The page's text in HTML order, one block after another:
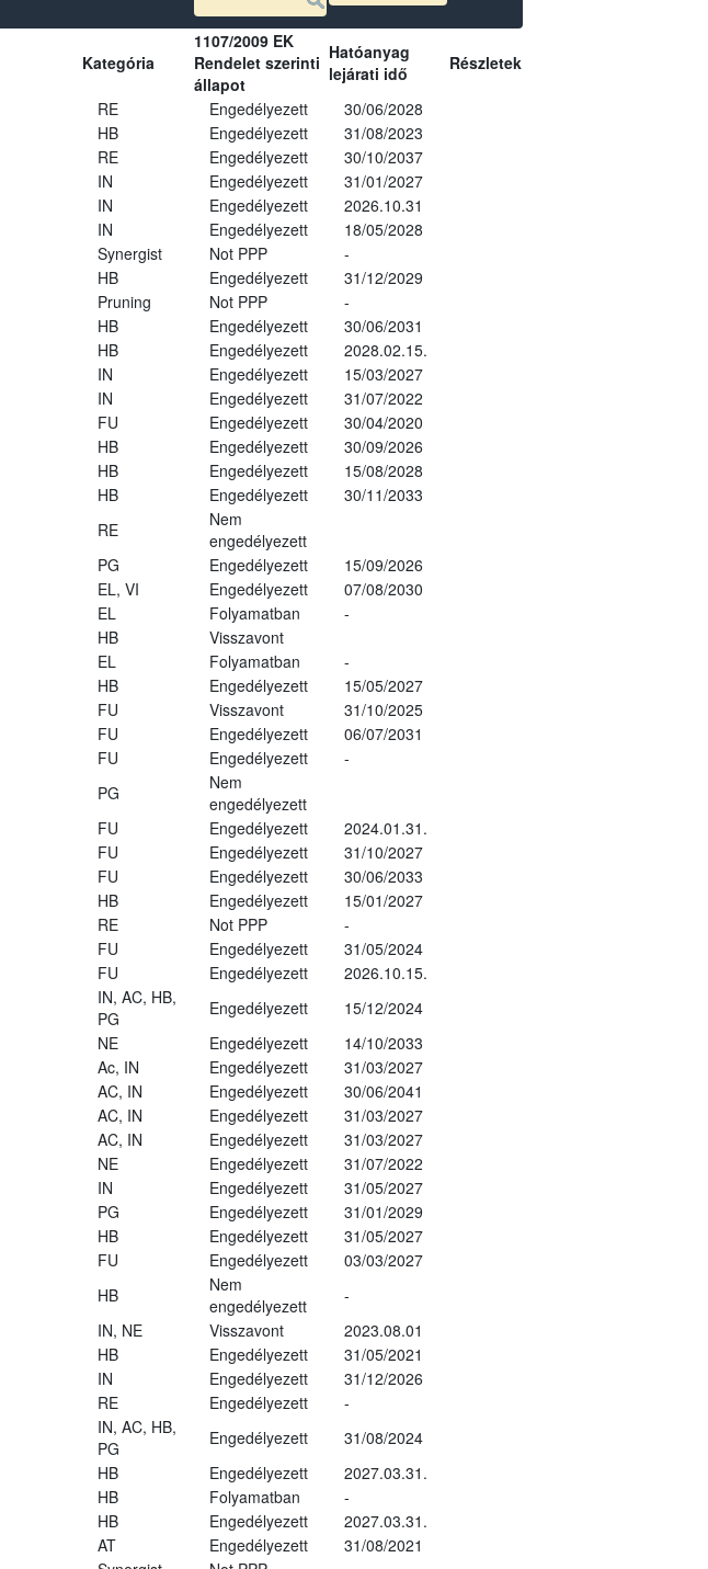
Kategória
1107/2009 EK
Rendelet szerinti
állapot
Hatóanyag
lejárati idő
Részletek
RE Engedélyezett
30/06/2028
HB Engedélyezett
31/08/2023
RE Engedélyezett
30/10/2037
IN Engedélyezett
31/01/2027
IN Engedélyezett
2026.10.31
IN Engedélyezett
18/05/2028
Synergist Not PPP
-
HB Engedélyezett
31/12/2029
Pruning Not PPP
-
HB Engedélyezett
30/06/2031
HB Engedélyezett
2028.02.15.
IN Engedélyezett
15/03/2027
IN Engedélyezett
31/07/2022
FU Engedélyezett
30/04/2020
HB Engedélyezett
30/09/2026
HB Engedélyezett
15/08/2028
HB Engedélyezett
30/11/2033
RE
Nem
engedélyezett
PG Engedélyezett
15/09/2026
EL, VI Engedélyezett
07/08/2030
EL Folyamatban
-
HB
Visszavont
EL Folyamatban
-
HB Engedélyezett
15/05/2027
FU Visszavont
31/10/2025
FU Engedélyezett
06/07/2031
FU Engedélyezett
-
PG
Nem
engedélyezett
FU Engedélyezett
2024.01.31.
FU Engedélyezett
31/10/2027
FU Engedélyezett
30/06/2033
HB Engedélyezett
15/01/2027
RE Not PPP
-
FU Engedélyezett
31/05/2024
FU Engedélyezett
2026.10.15.
IN, AC, HB,
PG
Engedélyezett
15/12/2024
NE Engedélyezett
14/10/2033
Ac, IN Engedélyezett
31/03/2027
AC, IN Engedélyezett
30/06/2041
AC, IN Engedélyezett
31/03/2027
AC, IN Engedélyezett
31/03/2027
NE Engedélyezett
31/07/2022
IN Engedélyezett
31/05/2027
PG Engedélyezett
31/01/2029
HB Engedélyezett
31/05/2027
FU Engedélyezett
03/03/2027
HB
Nem
engedélyezett
-
IN, NE Visszavont
2023.08.01
HB Engedélyezett
31/05/2021
IN Engedélyezett
31/12/2026
RE Engedélyezett
-
IN, AC, HB,
PG
Engedélyezett
31/08/2024
HB Engedélyezett
2027.03.31.
HB Folyamatban
-
HB Engedélyezett
2027.03.31.
AT Engedélyezett
31/08/2021